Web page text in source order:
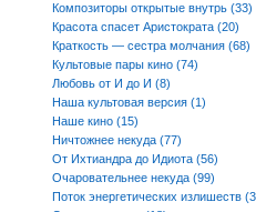
Композиторы открытые внутрь (33)
Красота спасет Аристократа (20)
Краткость — сестра молчания (68)
Культовые пары кино (74)
Любовь от И до И (8)
Наша культовая версия (1)
Наше кино (15)
Ничтожнее некуда (77)
От Ихтиандра до Идиота (56)
Очаровательнее некуда (99)
Поток энергетических излишеств